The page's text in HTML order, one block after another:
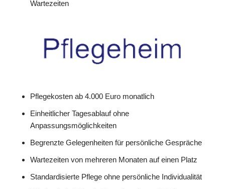
Wartezeiten
Pflegekosten ab 4.000 Euro monatlich
Einheitlicher Tagesablauf ohne
Anpassungsmöglichkeiten
Begrenzte Gelegenheiten für persönliche Gespräche
Wartezeiten von mehreren Monaten auf einen Platz
Standardisierte Pflege ohne persönliche Individualität